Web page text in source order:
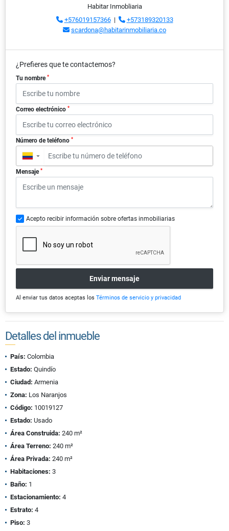
Habitar Inmobliaria
+576019157366|
+573189320133
scardona@habitarinmobiliaria.co
¿Prefieres que te contactemos?
Tu nombre *
Correo electrónico *
Número de teléfono *
▼
Mensaje *
Acepto recibir información sobre ofertas inmobiliarias
Enviar mensaje
Al enviar tus datos aceptas los Términos de servicio y privacidad
Detalles del inmueble
País: Colombia
Estado: Quindío
Ciudad: Armenia
Zona: Los Naranjos
Código: 10019127
Estado: Usado
Área Construida: 240 m²
Área Terreno: 240 m²
Área Privada: 240 m²
Habitaciones: 3
Baño: 1
Estacionamiento: 4
Estrato: 4
Piso: 3